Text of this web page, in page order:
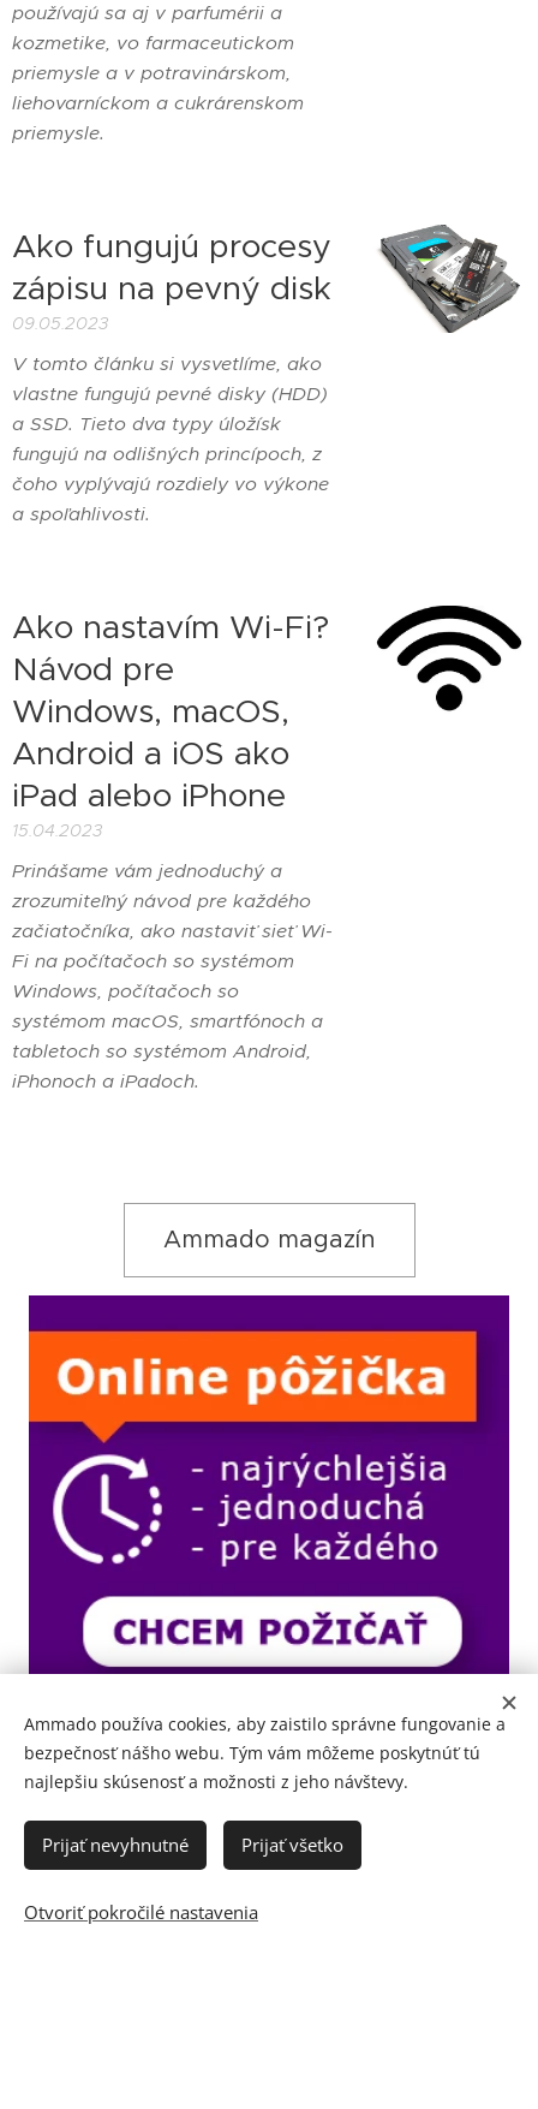
používajú sa aj v parfumérii a
kozmetike, vo farmaceutickom
priemysle a v potravinárskom,
liehovarníckom a cukrárenskom
priemysle.
Ako fungujú procesy
zápisu na pevný disk
09.05.2023
V tomto článku si vysvetlíme, ako
vlastne fungujú pevné disky (HDD)
a SSD. Tieto dva typy úložísk
fungujú na odlišných princípoch, z
čoho vyplývajú rozdiely vo výkone
a spoľahlivosti.
Ako nastavím Wi-Fi?
Návod pre
Windows, macOS,
Android a iOS ako
iPad alebo iPhone
15.04.2023
Prinášame vám jednoduchý a
zrozumiteľný návod pre každého
začiatočníka, ako nastaviť sieť Wi-
Fi na počítačoch so systémom
Windows, počítačoch so
systémom macOS, smartfónoch a
tabletoch so systémom Android,
iPhonoch a iPadoch.
Ammado magazín
Ammado používa cookies, aby zaistilo správne fungovanie a
bezpečnosť nášho webu. Tým vám môžeme poskytnúť tú
najlepšiu skúsenosť a možnosti z jeho návštevy.
Prijať nevyhnutné Prijať všetko
Otvoriť pokročilé nastavenia